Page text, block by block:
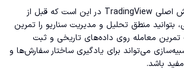
اگر تازه‌کار هستید، ارزش اصلی TradingView در این است که قبل از
بتوانید منطق تحلیل و مدیریت سناریو را تمرین
تمرین معامله روی داده‌های تاریخی و ثبت
می‌تواند برای یادگیری ساختار سفارش‌ها و
باشد.